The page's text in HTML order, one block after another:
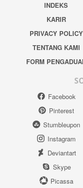
INDEKS
KARIR
PRIVACY POLICY
TENTANG KAMI
FORM
Facebook
Pinterest
Stumbleupon
Instagram
Deviantart
Skype
Picassa